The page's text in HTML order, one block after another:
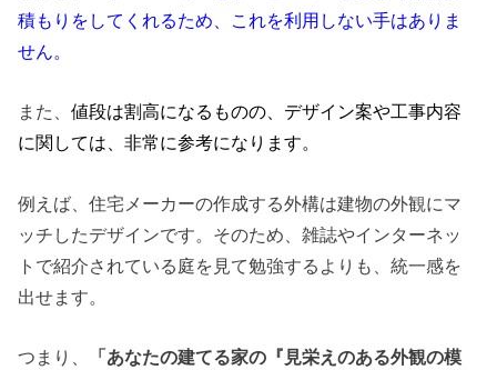
積もりをしてくれるため、これを利用しない手はありま
せん。
また、値段は割高になるものの、デザイン案や工事内容
に関しては、非常に参考になります。
例えば、住宅メーカーの作成する外構は建物の外観にマ
ッチしたデザインです。そのため、雑誌やインターネッ
トで紹介されている庭を見て勉強するよりも、統一感を
出せます。
つまり、 「あなたの建てる家の『見栄えのある外観の模